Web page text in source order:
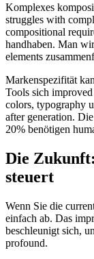
Komplexes
struggles with
compositional
handhaben. Man
elements
Markenspezifität
Tools sich
colors, typography
after generation.
20% benötigen
Die
steuert
Wenn Sie die
einfach ab. Das
beschleunigt sich,
profound.